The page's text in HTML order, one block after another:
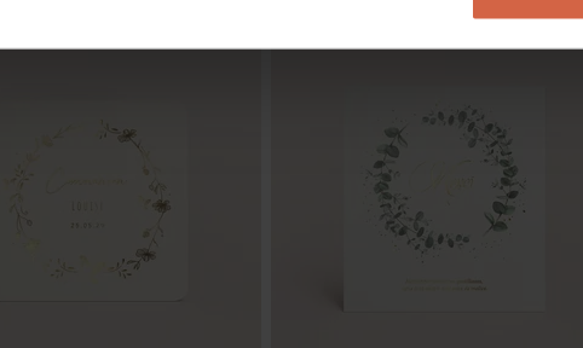
dragées communion tissu
Boîte métal communion blanche |
Buromac 781108